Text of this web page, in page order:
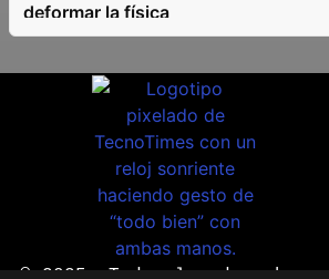
deformar la física